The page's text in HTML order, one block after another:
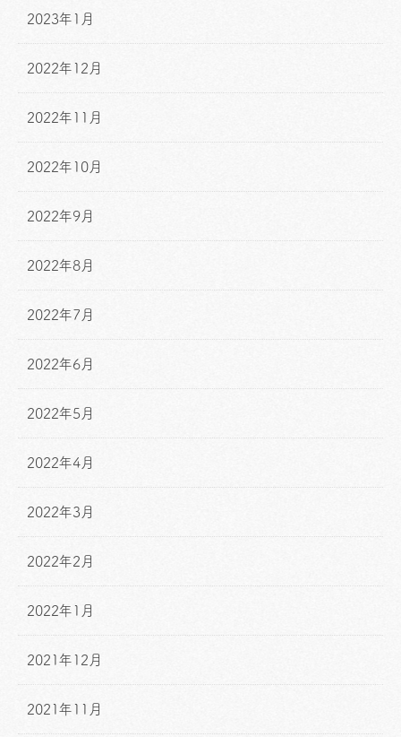
2023年1月
2022年12月
2022年11月
2022年10月
2022年9月
2022年8月
2022年7月
2022年6月
2022年5月
2022年4月
2022年3月
2022年2月
2022年1月
2021年12月
2021年11月